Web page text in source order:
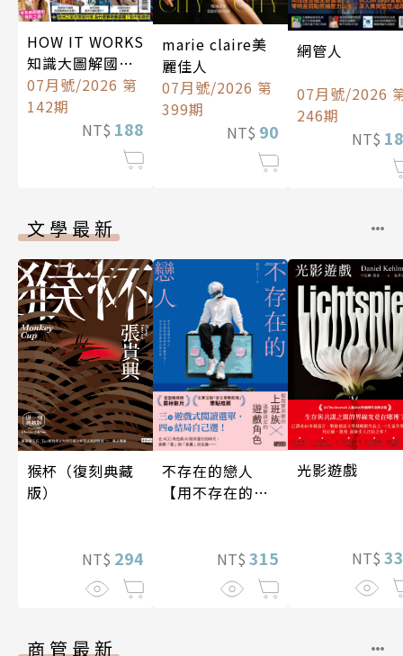
HOW IT WORKS
知識大圖解國際
中文版
07月號/2026 第
142期
NT$ 188
marie claire美
麗佳人
07月號/2026 第
399期
NT$ 90
網管人
07月號/2026
246期
NT$
文學最新
猴杯（復刻典藏
版）
NT$ 294
不存在的戀人
【用不存在的
NT$ 315
光影遊戲
NT$
商管最新